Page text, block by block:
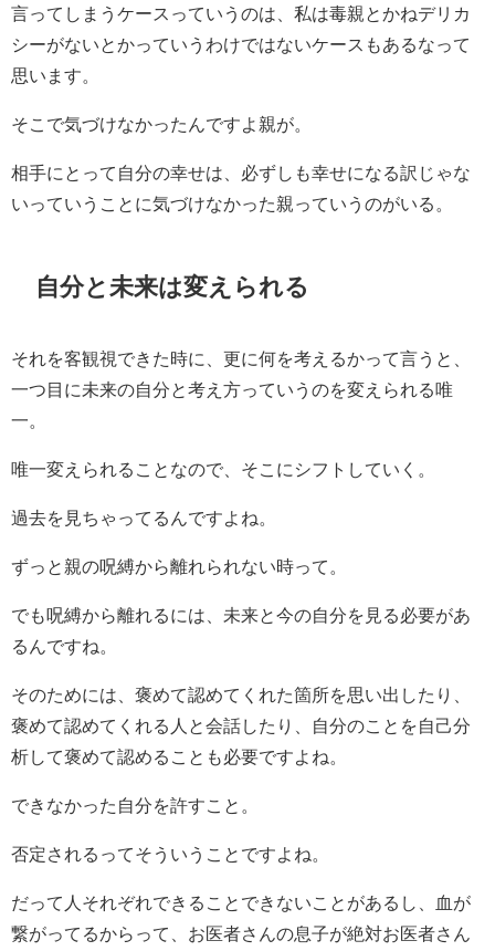
言ってしまうケースっていうのは、私は毒親とかねデリカ
シーがないとかっていうわけではないケースもあるなって
思います。
そこで気づけなかったんですよ親が。
相手にとって自分の幸せは、必ずしも幸せになる訳じゃな
いっていうことに気づけなかった親っていうのがいる。
自分と未来は変えられる
それを客観視できた時に、更に何を考えるかって言うと、
一つ目に未来の自分と考え方っていうのを変えられる唯
一。
唯一変えられることなので、そこにシフトしていく。
過去を見ちゃってるんですよね。
ずっと親の呪縛から離れられない時って。
でも呪縛から離れるには、未来と今の自分を見る必要があ
るんですね。
そのためには、褒めて認めてくれた箇所を思い出したり、
褒めて認めてくれる人と会話したり、自分のことを自己分
析して褒めて認めることも必要ですよね。
できなかった自分を許すこと。
否定されるってそういうことですよね。
だって人それぞれできることできないことがあるし、血が
繋がってるからって、お医者さんの息子が絶対お医者さん